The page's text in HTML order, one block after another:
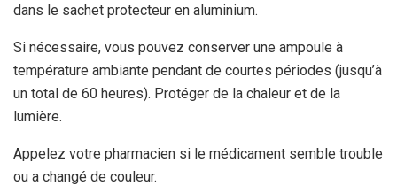
dans le sachet protecteur en aluminium.
Si nécessaire, vous pouvez conserver une ampoule à
température ambiante pendant de courtes périodes (jusqu’à
un total de 60 heures). Protéger de la chaleur et de la
lumière.
Appelez votre pharmacien si le médicament semble trouble
ou a changé de couleur.